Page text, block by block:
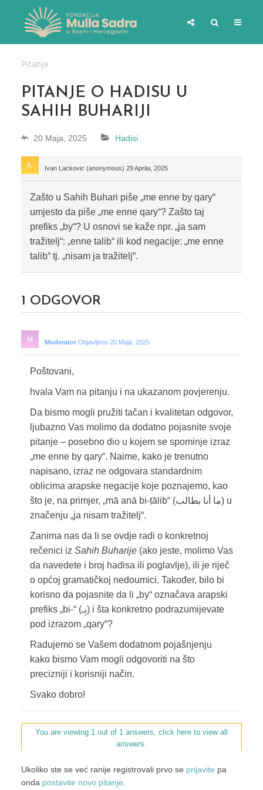
Pitanja
PITANJE O HADISU U
SAHIH BUHARIJI
20 Maja, 2025 Hadisi
Ivan Lackovic (anonymous) 29 Aprila, 2025
Zašto u Sahih Buhari piše „me enne by qary“
umjesto da piše „me enne qary“? Zašto taj
prefiks „by“? U osnovi se kaže npr. „ja sam
tražitelj“: „enne talib“ ili kod negacije: „me enne
talib“ tj. „nisam ja tražitelj“.
1 ODGOVOR
Moderator Objavljeno 20 Maja, 2025
Poštovani,
hvala Vam na pitanju i na ukazanom povjerenju.
Da bismo mogli pružiti tačan i kvalitetan odgovor,
ljubazno Vas molimo da dodatno pojasnite svoje
pitanje – posebno dio u kojem se spominje izraz
„me enne by qary“. Naime, kako je trenutno
napisano, izraz ne odgovara standardnim
oblicima arapske negacije koje poznajemo, kao
što je, na primjer, „mā anā bi-ṭālib“ (ما أنا بطالب) u
značenju „ja nisam tražitelj“.
Zanima nas da li se ovdje radi o konkretnoj
rečenici iz Sahih Buharije(ako jeste, molimo Vas
da navedete i broj hadisa ili poglavlje), ili je riječ
o općoj gramatičkoj nedoumici. Također, bilo bi
korisno da pojasnite da li „by“ označava arapski
prefiks „bi-“ (بِـ) i šta konkretno podrazumijevate
pod izrazom „qary“?
Radujemo se Vašem dodatnom pojašnjenju
kako bismo Vam mogli odgovoriti na što
precizniji i korisniji način.
Svako dobro!
You are viewing 1 out of 1 answers, click here to view all
answers.
Ukoliko ste se već ranije registrovali prvo se prijavite pa
onda postavite novo pitanje.